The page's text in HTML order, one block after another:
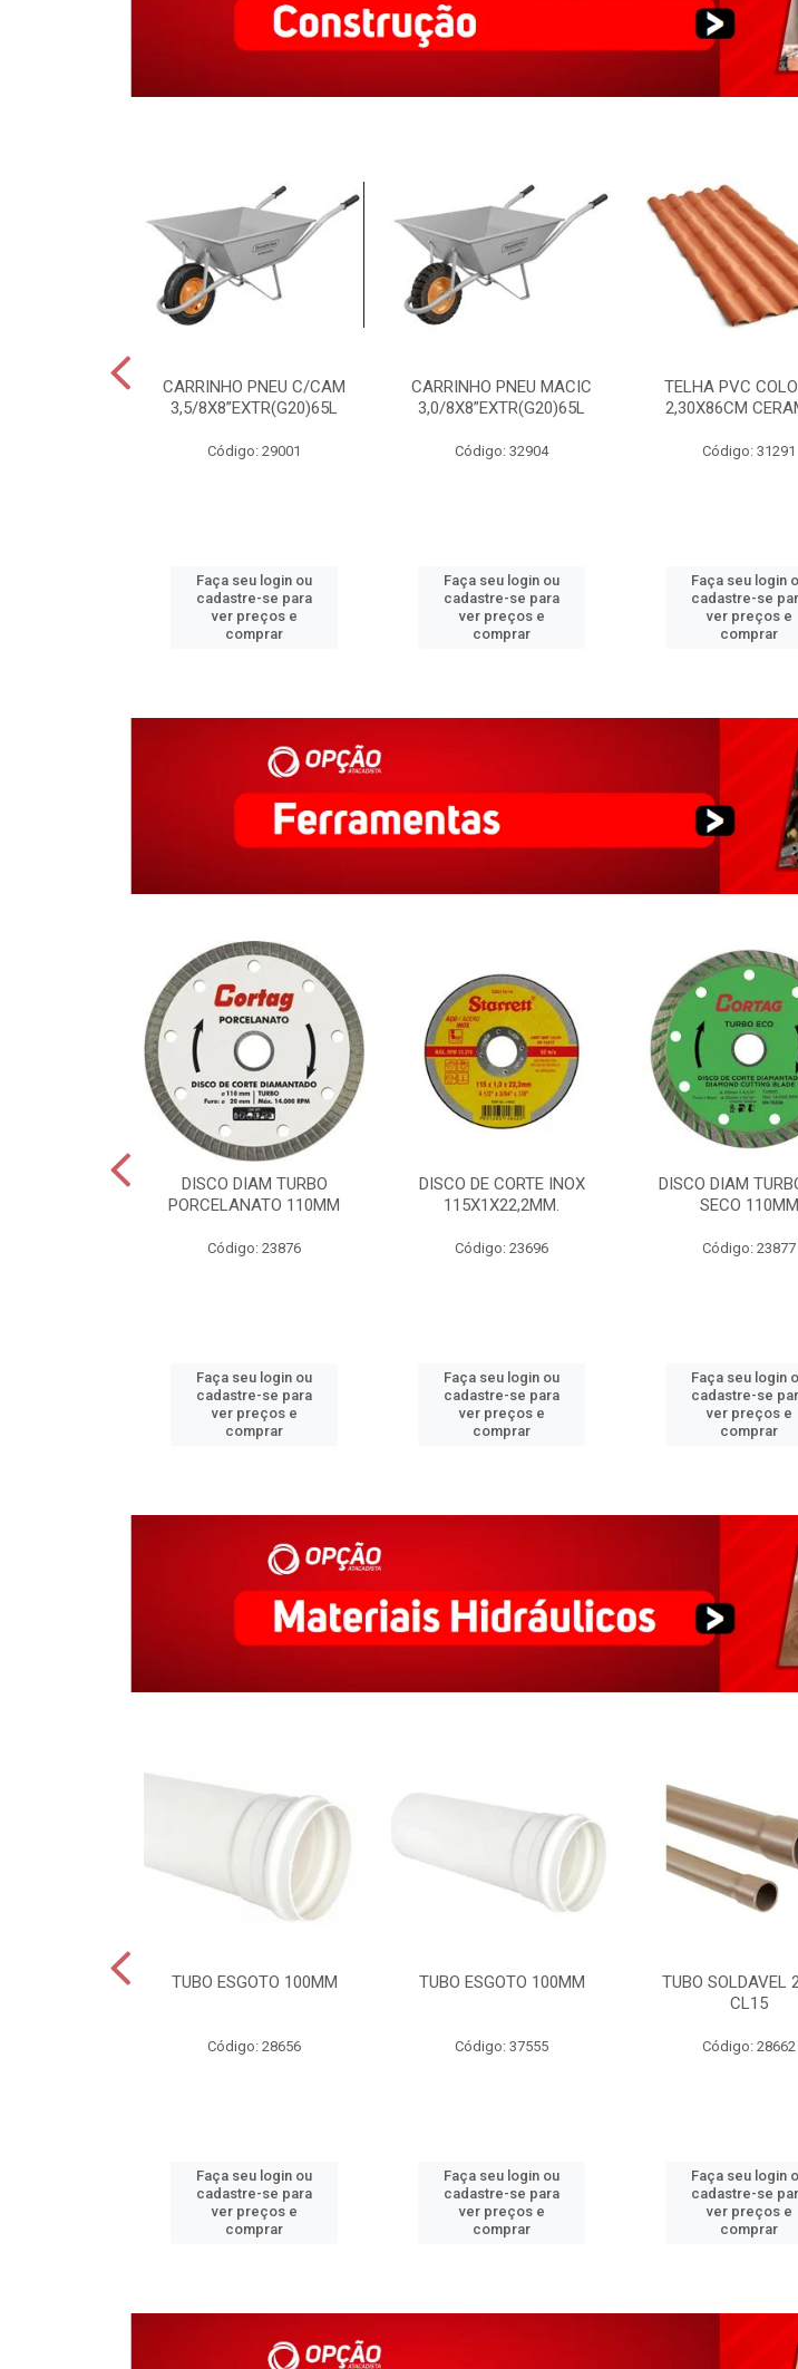
CARRINHO PNEU C/CAM
3,5/8X8”EXTR(G20)65L
Código: 29001
Faça seu login ou
cadastre-se para
ver preços e
comprar
CARRINHO PNEU MACIC
3,0/8X8”EXTR(G20)65L
Código: 32904
Faça seu login ou
cadastre-se para
ver preços e
comprar
TELHA PVC
2,30X86CM
Código: 31291
Faça seu login
cadastre-se
ver preços e
comprar
DISCO DIAM TURBO
PORCELANATO 110MM
Código: 23876
Faça seu login ou
cadastre-se para
ver preços e
comprar
DISCO DE CORTE INOX
115X1X22,2MM.
Código: 23696
Faça seu login ou
cadastre-se para
ver preços e
comprar
DISCO DIAM
SECO 110MM
Código: 23877
Faça seu login
cadastre-se
ver preços e
comprar
TUBO ESGOTO 100MM
Código: 28656
Faça seu login ou
cadastre-se para
ver preços e
comprar
TUBO ESGOTO 100MM
Código: 37555
Faça seu login ou
cadastre-se para
ver preços e
comprar
TUBO SOLDAVEL
CL15
Código: 28662
Faça seu login
cadastre-se
ver preços e
comprar